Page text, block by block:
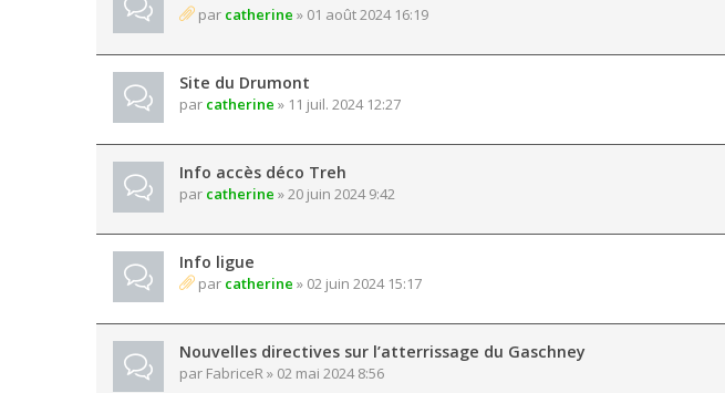
par catherine » 01 août 2024 16:19
Site du Drumont
par catherine » 11 juil. 2024 12:27
Info accès déco Treh
par catherine » 20 juin 2024 9:42
Info ligue
par catherine » 02 juin 2024 15:17
Nouvelles directives sur l’atterrissage du Gaschney
par FabriceR» 02 mai 2024 8:56